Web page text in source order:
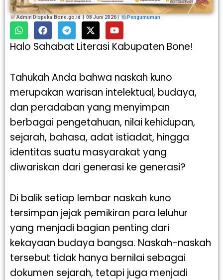
Admin Dispeka.Bone.go.id | 08 Juni 2026 | Pengumuman
Halo Sahabat Literasi Kabupaten Bone!
Tahukah Anda bahwa naskah kuno
merupakan warisan intelektual, budaya,
dan peradaban yang menyimpan
berbagai pengetahuan, nilai kehidupan,
sejarah, bahasa, adat istiadat, hingga
identitas suatu masyarakat yang
diwariskan dari generasi ke generasi?
Di balik setiap lembar naskah kuno
tersimpan jejak pemikiran para leluhur
yang menjadi bagian penting dari
kekayaan budaya bangsa. Naskah-naskah
tersebut tidak hanya bernilai sebagai
dokumen sejarah, tetapi juga menjadi